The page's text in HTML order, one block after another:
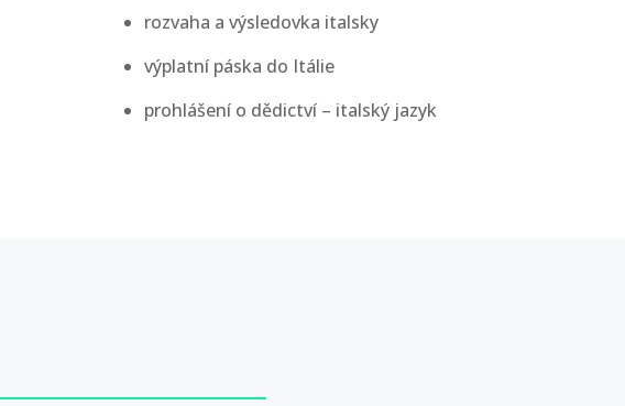
rozvaha a výsledovka italsky
výplatní páska do Itálie
prohlášení o dědictví – italský jazyk